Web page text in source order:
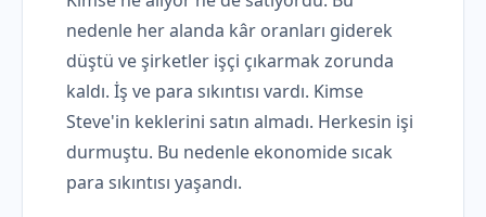
nedenle her alanda kâr oranları giderek
düştü ve şirketler işçi çıkarmak zorunda
kaldı. İş ve para sıkıntısı vardı. Kimse
Steve'in keklerini satın almadı. Herkesin işi
durmuştu. Bu nedenle ekonomide sıcak
para sıkıntısı yaşandı.